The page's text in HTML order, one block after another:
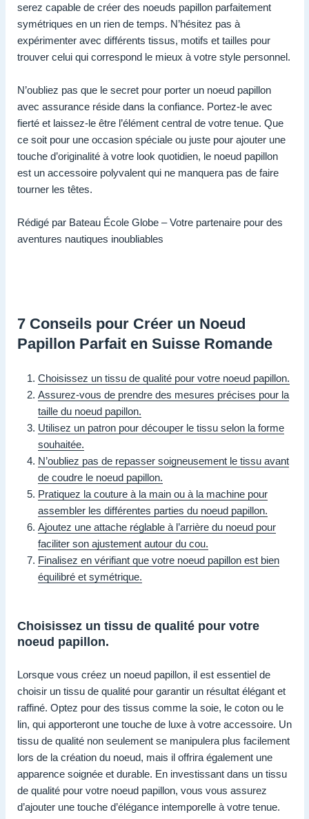
serez capable de créer des noeuds papillon parfaitement
symétriques en un rien de temps. N’hésitez pas à
expérimenter avec différents tissus, motifs et tailles pour
trouver celui qui correspond le mieux à votre style personnel.
N’oubliez pas que le secret pour porter un noeud papillon
avec assurance réside dans la confiance. Portez-le avec
fierté et laissez-le être l’élément central de votre tenue. Que
ce soit pour une occasion spéciale ou juste pour ajouter une
touche d’originalité à votre look quotidien, le noeud papillon
est un accessoire polyvalent qui ne manquera pas de faire
tourner les têtes.
Rédigé par Bateau École Globe – Votre partenaire pour des
aventures nautiques inoubliables
7 Conseils pour Créer un Noeud
Papillon Parfait en Suisse Romande
Choisissez un tissu de qualité pour votre noeud papillon.
Assurez-vous de prendre des mesures précises pour la
taille du noeud papillon.
Utilisez un patron pour découper le tissu selon la forme
souhaitée.
N’oubliez pas de repasser soigneusement le tissu avant
de coudre le noeud papillon.
Pratiquez la couture à la main ou à la machine pour
assembler les différentes parties du noeud papillon.
Ajoutez une attache réglable à l’arrière du noeud pour
faciliter son ajustement autour du cou.
Finalisez en vérifiant que votre noeud papillon est bien
équilibré et symétrique.
Choisissez un tissu de qualité pour votre
noeud papillon.
Lorsque vous créez un noeud papillon, il est essentiel de
choisir un tissu de qualité pour garantir un résultat élégant et
raffiné. Optez pour des tissus comme la soie, le coton ou le
lin, qui apporteront une touche de luxe à votre accessoire. Un
tissu de qualité non seulement se manipulera plus facilement
lors de la création du noeud, mais il offrira également une
apparence soignée et durable. En investissant dans un tissu
de qualité pour votre noeud papillon, vous vous assurez
d’ajouter une touche d’élégance intemporelle à votre tenue.